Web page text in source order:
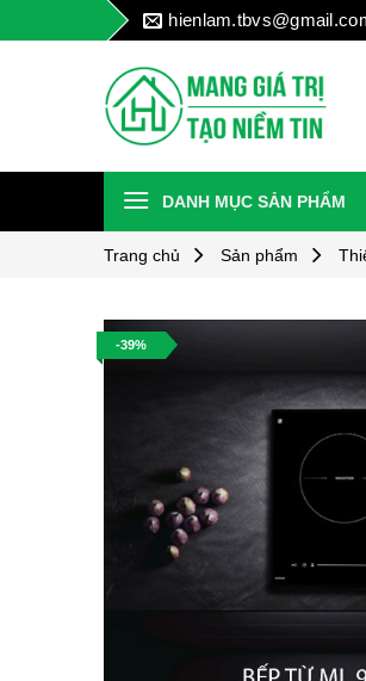
to
DANH MỤC SẢN PHẨM
Trang chủ Sản phẩm
-39%